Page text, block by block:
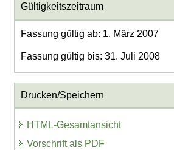
Gültigkeitszeitraum
Fassung gültig ab: 1. März 2007
Fassung gültig bis: 31. Juli 2008
Drucken/Speichern
HTML-Gesamtansicht
Vorschrift als PDF